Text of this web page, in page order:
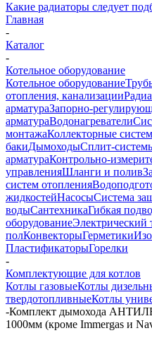
Какие радиаторы следует
Главная
-
Каталог
-
Котельное оборудование
Котельное оборудование
отопления, канализации
арматураЗапорно-
арматураВодонагреватели
монтажаКоллекторные
бакиДымоходыСплит-
арматураКонтрольно-
управленияШланги и полив
систем отопления
жидкостейНасосыСистема
водыСантехникаГибкая
оборудованиеЭлектрический
полКонвекторыГерметики
ПластификаторыГорелки
-
Комплектующие для котлов
Котлы газовыеКотлы
твердотопливныеКотлы
-Комплект дымохода
1000мм (кроме Immergas и